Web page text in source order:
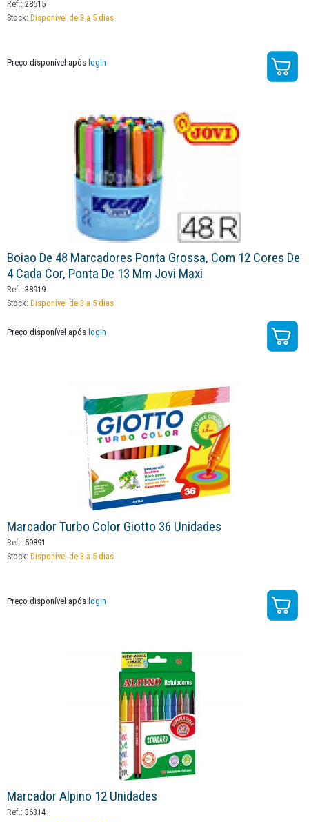
Ref.: 28515
Stock: Disponível de 3 a 5 dias
Preço disponível após login
Boiao De 48 Marcadores Ponta Grossa, Com 12 Cores De
4 Cada Cor, Ponta De 13 Mm Jovi Maxi
Ref.: 38919
Stock: Disponível de 3 a 5 dias
Preço disponível após login
Marcador Turbo Color Giotto 36 Unidades
Ref.: 59891
Stock: Disponível de 3 a 5 dias
Preço disponível após login
Marcador Alpino 12 Unidades
Ref.: 36314